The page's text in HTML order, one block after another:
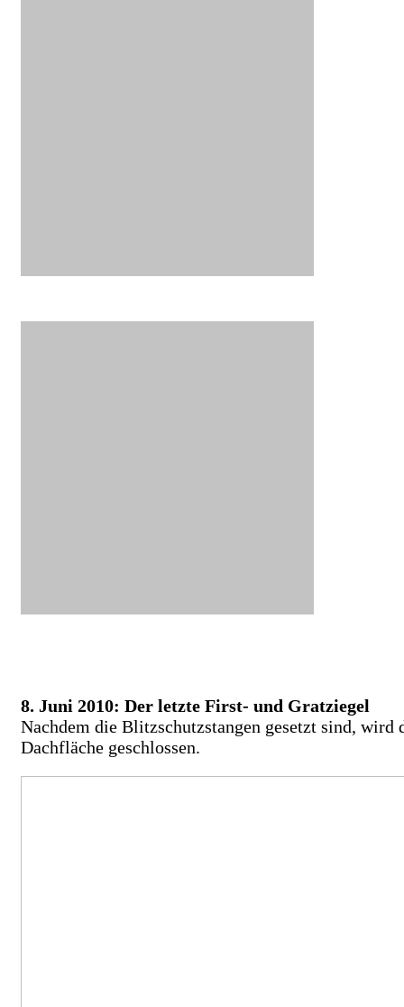
8. Juni 2010: Der letzte First- und Gratziegel
Nachdem die Blitzschutzstangen gesetzt sind, wird
Dachfläche geschlossen.